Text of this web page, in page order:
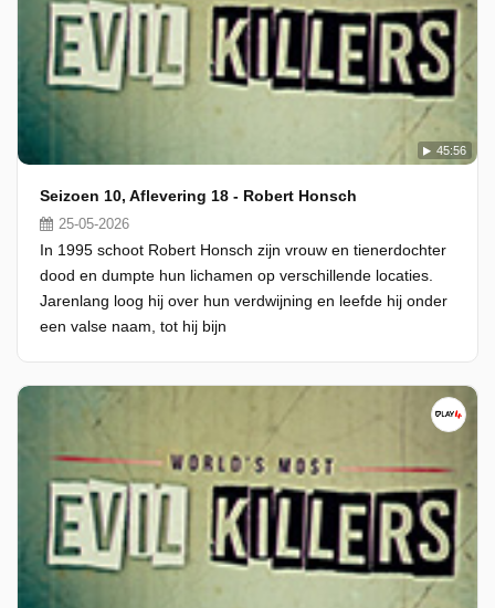
45:56
Seizoen 10, Aflevering 18 - Robert Honsch
25-05-2026
In 1995 schoot Robert Honsch zijn vrouw en tienerdochter
dood en dumpte hun lichamen op verschillende locaties.
Jarenlang loog hij over hun verdwijning en leefde hij onder
een valse naam, tot hij bijn